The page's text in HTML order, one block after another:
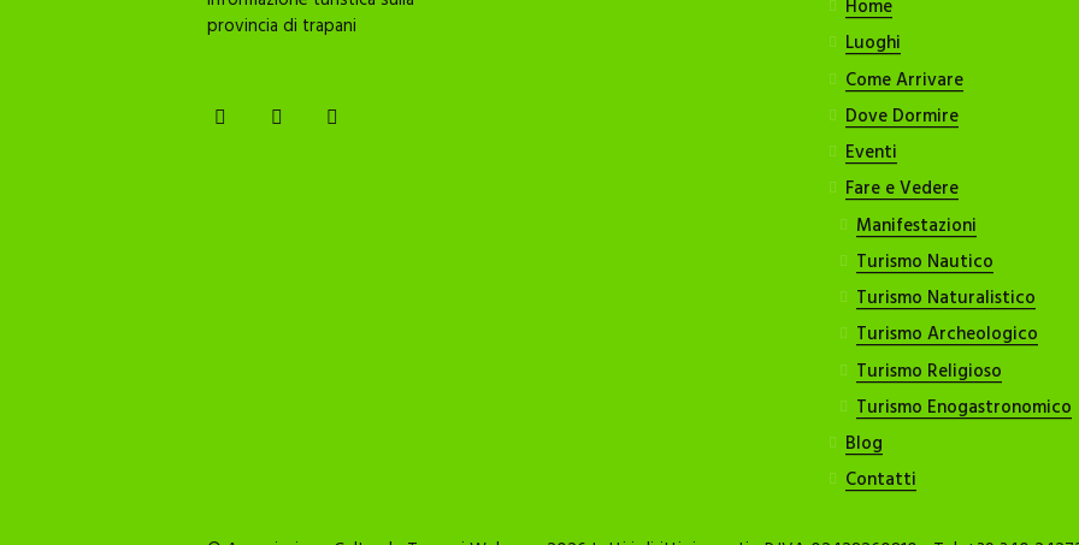
provincia di trapani
Home
Luoghi
Come Arrivare
Dove Dormire
Eventi
Fare e Vedere
Manifestazioni
Turismo Nautico
Turismo Naturalistico
Turismo Archeologico
Turismo Religioso
Turismo Enogastronomico
Blog
Contatti